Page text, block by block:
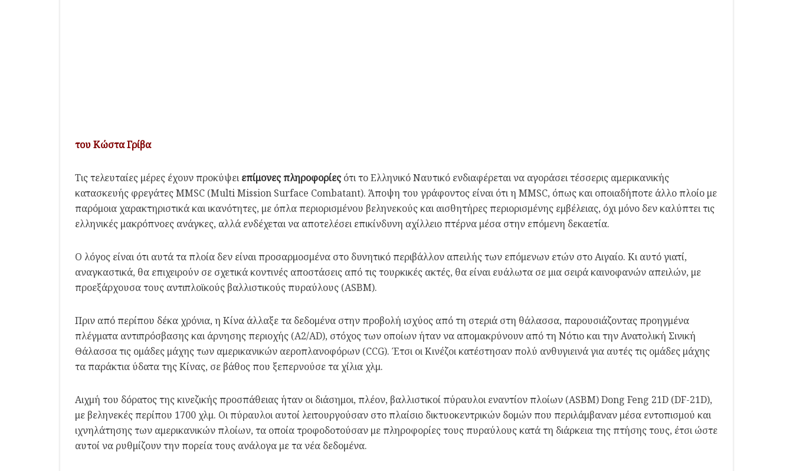
του Κώστα Γρίβα
Τις τελευταίες μέρες έχουν προκύψειεπίμονες πληροφορίες ότι το Ελληνικό Ναυτικό ενδιαφέρεται να αγοράσει τέσσερις αμερικανικής
κατασκευής φρεγάτες MMSC (Multi Mission Surface Combatant). Άποψη του γράφοντος είναι ότι η MMSC, όπως και οποιαδήποτε άλλο πλοίο με
παρόμοια χαρακτηριστικά και ικανότητες, με όπλα περιορισμένου βεληνεκούς και αισθητήρες περιορισμένης εμβέλειας, όχι μόνο δεν καλύπτει τις
ελληνικές μακρόπνοες ανάγκες, αλλά ενδέχεται να αποτελέσει επικίνδυνη αχίλλειο πτέρνα μέσα στην επόμενη δεκαετία.
Ο λόγος είναι ότι αυτά τα πλοία δεν είναι προσαρμοσμένα στο δυνητικό περιβάλλον απειλής των επόμενων ετών στο Αιγαίο. Κι αυτό γιατί,
αναγκαστικά, θα επιχειρούν σε σχετικά κοντινές αποστάσεις από τις τουρκικές ακτές, θα είναι ευάλωτα σε μια σειρά καινοφανών απειλών, με
προεξάρχουσα τους αντιπλοϊκούς βαλλιστικούς πυραύλους (ASBM).
Πριν από περίπου δέκα χρόνια, η Κίνα άλλαξε τα δεδομένα στην προβολή ισχύος από τη στεριά στη θάλασσα, παρουσιάζοντας προηγμένα
πλέγματα αντιπρόσβασης και άρνησης περιοχής (A2/AD), στόχος των οποίων ήταν να απομακρύνουν από τη Νότιο και την Ανατολική Σινική
Θάλασσα τις ομάδες μάχης των αμερικανικών αεροπλανοφόρων (CCG). Έτσι οι Κινέζοι κατέστησαν πολύ ανθυγιεινά για αυτές τις ομάδες μάχης
τα παράκτια ύδατα της Κίνας, σε βάθος που ξεπερνούσε τα χίλια χλμ.
Αιχμή του δόρατος της κινεζικής προσπάθειας ήταν οι διάσημοι, πλέον, βαλλιστικοί πύραυλοι εναντίον πλοίων (ASBM) Dong Feng 21D (DF-21D),
με βεληνεκές περίπου 1700 χλμ. Οι πύραυλοι αυτοί λειτουργούσαν στο πλαίσιο δικτυοκεντρικών δομών που περιλάμβαναν μέσα εντοπισμού και
ιχνηλάτησης των αμερικανικών πλοίων, τα οποία τροφοδοτούσαν με πληροφορίες τους πυραύλους κατά τη διάρκεια της πτήσης τους, έτσι ώστε
αυτοί να ρυθμίζουν την πορεία τους ανάλογα με τα νέα δεδομένα.